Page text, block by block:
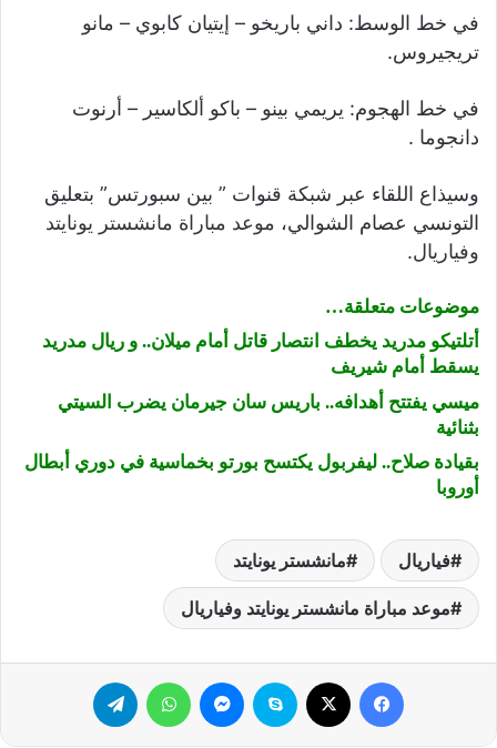
في خط الوسط: داني باريخو – إيتيان كابوي – مانو
تريجيروس.
في خط الهجوم: يريمي بينو – باكو ألكاسير – أرنوت
دانجوما .
وسيذاع اللقاء عبر شبكة قنوات ” بين سبورتس” بتعليق
التونسي عصام الشوالي، موعد مباراة مانشستر يونايتد
وفياريال.
موضوعات متعلقة…
أتلتيكو مدريد يخطف انتصار قاتل أمام ميلان.. و ريال مدريد
يسقط أمام شيريف
ميسي يفتتح أهدافه.. باريس سان جيرمان يضرب السيتي
بثنائية
بقيادة صلاح.. ليفربول يكتسح بورتو بخماسية في دوري أبطال
أوروبا
فياريال مانشستر يونايتد
موعد مباراة مانشستر يونايتد وفياريال
فيسبوك سكايب ماسنجر واتساب